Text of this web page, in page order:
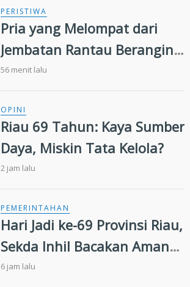
PERISTIWA
Pria yang Melompat dari
Jembatan Rantau Berangin
Belum Ditemukan,
Pencarian Diperluas 13
Kilometer
56 menit lalu
OPINI
Riau 69 Tahun: Kaya Sumber
Daya, Miskin Tata Kelola?
2 jam lalu
PEMERINTAHAN
Hari Jadi ke-69 Provinsi Riau,
Sekda Inhil Bacakan Amanat
Gubernur, Satukan Langkah
6 jam lalu